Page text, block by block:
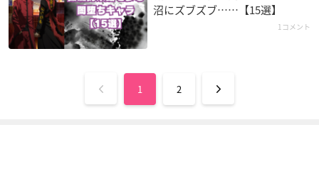
沼にズブズブ……【15選】
1コメント
1 2